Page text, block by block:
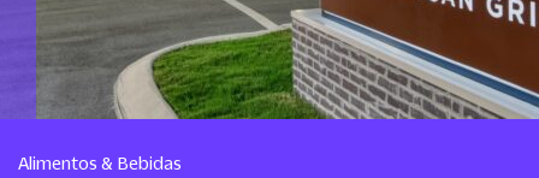
Alimentos & Bebidas